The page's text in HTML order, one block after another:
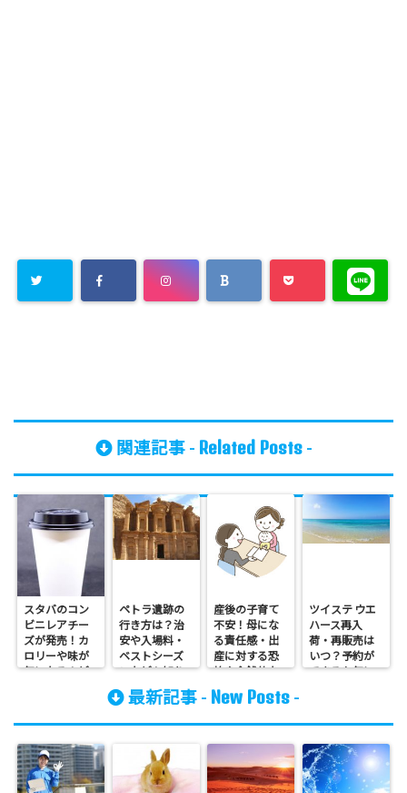
関連記事 - Related Posts-
スタバのコン
ビニレアチー
ズが発売！カ
ロリーや味が
気になる！ど
ペトラ遺跡の
行き方は？治
安や入場料・
ベストシーズ
ンなども知り
たい！
産後の子育て
不安！母にな
る責任感・出
産に対する恐
怖や金銭的な
不安
ツイステ ウエ
ハース再入
荷・再販売は
いつ？予約が
できるか気に
最新記事 - New Posts -